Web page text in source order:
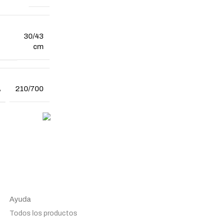
30/43
cm
210/700
Ayuda
Todos los productos